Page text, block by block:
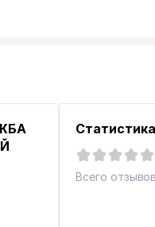
Всего